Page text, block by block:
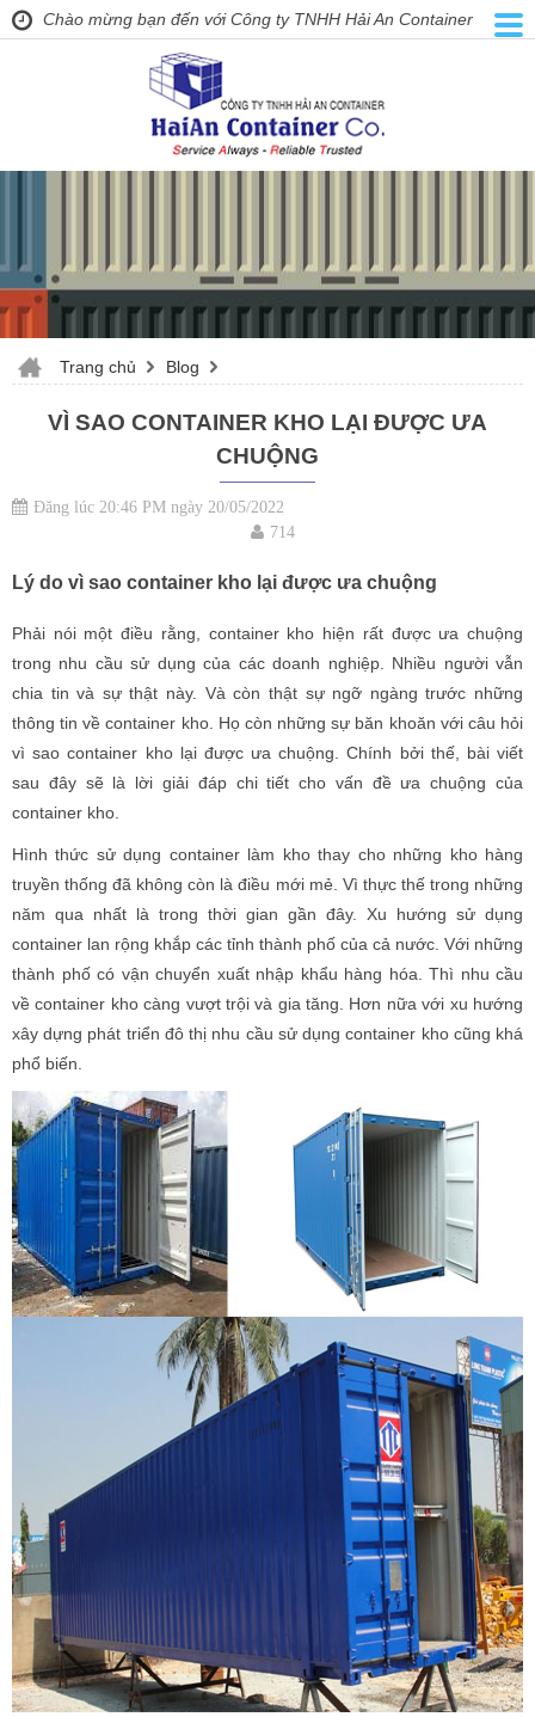
Chào mừng bạn đến với Công ty TNHH Hải An Container
Trang chủ Blog
VÌ SAO CONTAINER KHO LẠI ĐƯỢC ƯA
CHUỘNG
Đăng lúc 20:46 PM ngày 20/05/2022
714
Lý do vì sao container kho lại được ưa chuộng
Phải nói một điều rằng, container kho hiện rất được ưa chuộng
trong nhu cầu sử dụng của các doanh nghiệp. Nhiều người vẫn
chia tin và sự thật này. Và còn thật sự ngỡ ngàng trước những
thông tin về container kho. Họ còn những sự băn khoăn với câu hỏi
vì sao container kho lại được ưa chuộng. Chính bởi thế, bài viết
sau đây sẽ là lời giải đáp chi tiết cho vấn đề ưa chuộng của
container kho.
Hình thức sử dụng container làm kho thay cho những kho hàng
truyền thống đã không còn là điều mới mẻ. Vì thực thế trong những
năm qua nhất là trong thời gian gần đây. Xu hướng sử dụng
container lan rộng khắp các tỉnh thành phố của cả nước. Với những
thành phố có vận chuyển xuất nhập khẩu hàng hóa. Thì nhu cầu
về container kho càng vượt trội và gia tăng. Hơn nữa với xu hướng
xây dựng phát triển đô thị nhu cầu sử dụng container kho cũng khá
phổ biến.